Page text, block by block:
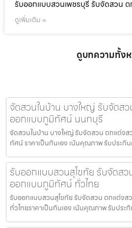
รับออกแบบสวนเพชรบุรี รับจัดสวน
ดูเพิ่มเติม »
ดูบทความทั้ง
จัดสวนในบ้าน บางใหญ่ รับจัดส
ออกแบบภูมิทัศน์ นนทบุรี
จัดสวนในบ้าน บางใหญ่ รับจัดสวน ตกแต่ง
ทัศน์ ราคาเป็นกันเอง เน้นคุณภาพ รับประกั
รับออกแบบสวนสุโขทัย รับจัดส
ออกแบบภูมิทัศน์ ทั่วไทย
รับออกแบบสวนสุโขทัย รับจัดสวน ตกแต่ง
ทั่วไทยราคาเป็นกันเอง เน้นคุณภาพ รับประ